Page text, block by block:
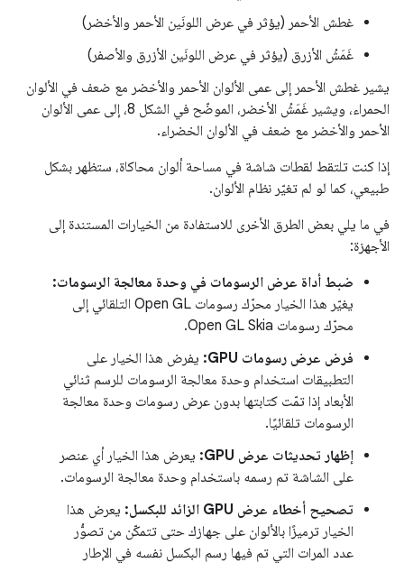
غطش الأحمر (يؤثر في عرض اللونَين الأحمر والأخضر)
غَمَشُ الأزرق (يؤثر في عرض اللونَين الأزرق والأصفر)
يشير غطش الأحمر إلى عمى الألوان الأحمر والأخضر مع ضعف في الألوان
الحمراء، ويشير غَمَشُ الأخضر، الموضّح في الشكل 8، إلى عمى الألوان
الأحمر والأخضر مع ضعف في الألوان الخضراء.
إذا كنت تلتقط لقطات شاشة في مساحة ألوان محاكاة، ستظهر بشكل
طبيعي، كما لو لم تغيّر نظام الألوان.
في ما يلي بعض الطرق الأخرى للاستفادة من الخيارات المستندة إلى
الأجهزة:
ضبط أداة عرض الرسومات في وحدة معالجة الرسومات:
يغيّر هذا الخيار محرّك رسومات Open GL التلقائي إلى
محرّك رسومات Open GL Skia.
فرض عرض رسومات GPU:
يفرض هذا الخيار على
التطبيقات استخدام وحدة معالجة الرسومات للرسم ثنائي
الأبعاد إذا تمّت كتابتها بدون عرض رسومات وحدة معالجة
الرسومات تلقائيًا.
إظهار تحديثات عرض GPU:
يعرض هذا الخيار أي عنصر
على الشاشة تم رسمه باستخدام وحدة معالجة الرسومات.
تصحيح أخطاء عرض GPU الزائد للبكسل:
يعرض هذا
الخيار ترميزًا بالألوان على جهازك حتى تتمكّن من تصوُّر
عدد المرات التي تم فيها رسم البكسل نفسه في الإطار